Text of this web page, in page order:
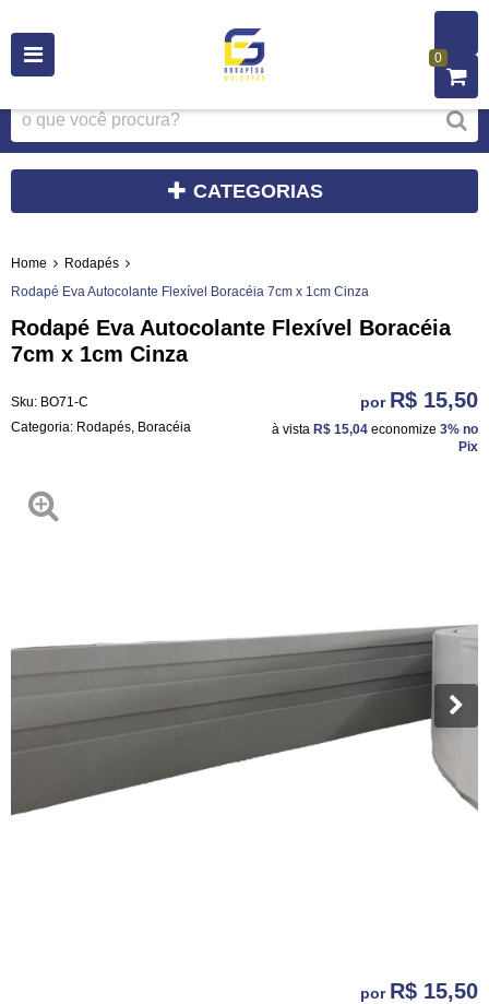
0
CATEGORIAS
Home
Rodapés
Rodapé Eva Autocolante Flexível Boracéia 7cm x 1cm Cinza
Rodapé Eva Autocolante Flexível Boracéia
7cm x 1cm Cinza
Sku: BO71-C
Categoria: Rodapés Boracéia
por R$ 15,50
à vista R$ 15,04 economize 3% no
Pix
por R$ 15,50